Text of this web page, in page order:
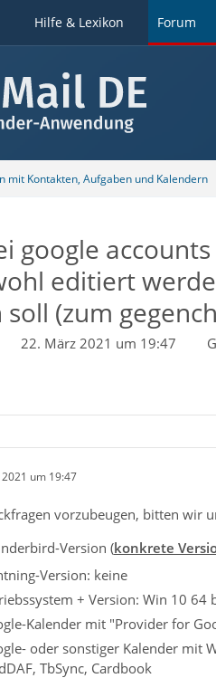
Hilfe & Lexikon Forum
mit Kontakten, Aufgaben und Kalendern
google
editiert
(zum
22. März 2021 um 19:47
um 19:47
vorzubeugen, bitten wir
Version (konkrete
Version: keine
+ Version: Win 10 64
Kalender mit "Provider for
oder sonstiger Kalender mit
TbSync, Cardbook